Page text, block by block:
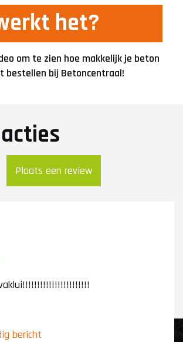
het?
om te zien hoe makkelijk je beton
bestellen bij Betoncentraal!
bericht
Plaats een review